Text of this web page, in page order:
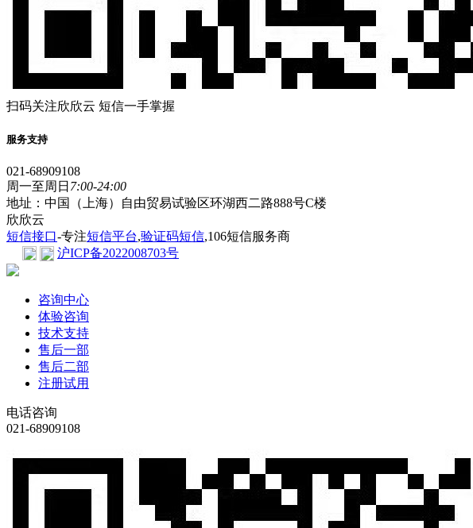
扫码关注欣欣云 短信一手掌握
服务支持
021-68909108
周一至周日 7:00-24:00
地址：中国（上海）自由贸易试验区环湖西二路888号C楼
欣欣云
短信接口-专注短信平台,验证码短信,106短信服务商
沪ICP备2022008703号
咨询中心
体验咨询
技术支持
售后一部
售后二部
注册试用
电话咨询
021-68909108